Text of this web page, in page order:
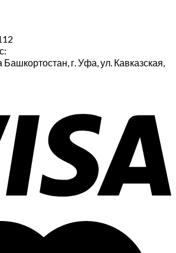
г. Уфа, ул. Кавказская,